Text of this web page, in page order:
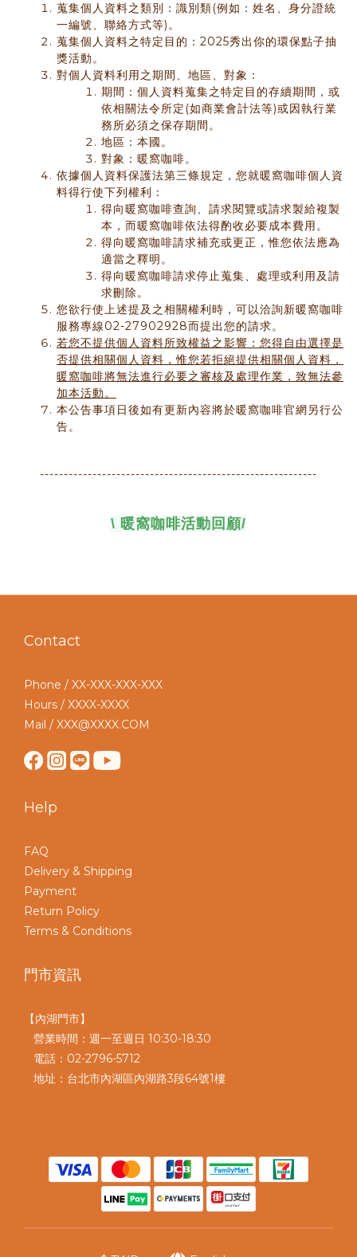
蒐集個人資料之類別：識別類(例如：姓名、身分證統
一編號、聯絡方式等)。
蒐集個人資料之特定目的：2025秀出你的環保點子抽
獎活動。
對個人資料利用之期間、地區、對象：
期間：個人資料蒐集之特定目的存續期間，或
依相關法令所定(如商業會計法等)或因執行業
務所必須之保存期間。
地區：本國。
對象：暖窩咖啡。
依據個人資料保護法第三條規定，您就暖窩咖啡個人資
料得行使下列權利：
得向暖窩咖啡查詢、請求閱覽或請求製給複製
本，而暖窩咖啡依法得酌收必要成本費用。
得向暖窩咖啡請求補充或更正，惟您依法應為
適當之釋明。
得向暖窩咖啡請求停止蒐集、處理或利用及請
求刪除。
您欲行使上述提及之相關權利時，可以洽詢新暖窩咖啡
服務專線02-27902928而提出您的請求。
若您不提供個人資料所致權益之影響：您得自由選擇是
否提供相關個人資料，惟您若拒絕提供相關個人資料，
暖窩咖啡將無法進行必要之審核及處理作業，致無法參
加本活動。
本公告事項日後如有更新內容將於暖窩咖啡官網另行公
告。
----------------------------------------------------------
\ 暖窩咖啡活動回顧/
Contact
Phone / XX-XXX-XXX-XXX
Hours / XXXX-XXXX
Mail / XXX@XXXX.COM
Help
FAQ
Delivery & Shipping
Payment
Return Policy
Terms & Conditions
門市資訊
【內湖門市】
營業時間：週一至週日 10:30-18:30
電話：02-2796-5712
地址：台北市內湖區內湖路3段64號1樓